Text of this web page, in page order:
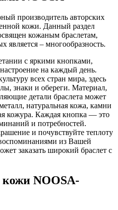
производитель авторских
кожи. Данный раздел
кожаным браслетам,
является – многообразность.
с яркими кнопками,
на каждый день.
всех стран мира, здесь
знаки и обереги. Материал,
детали браслета может
натуральная кожа, камни
кожура. Каждая кнопка — это
и потребностей.
и почувствуйте теплоту
из Вашей
заказать широкий браслет с
кожи NOOSA-